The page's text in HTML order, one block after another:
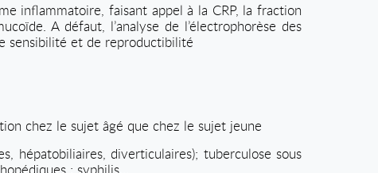
inflammatoire, faisant appel à la CRP, la fraction
A défaut, l’analyse de l’électrophorèse des
sensibilité et de reproductibilité
chez le sujet âgé que chez le sujet jeune
hépatobiliaires, diverticulaires); tuberculose sous